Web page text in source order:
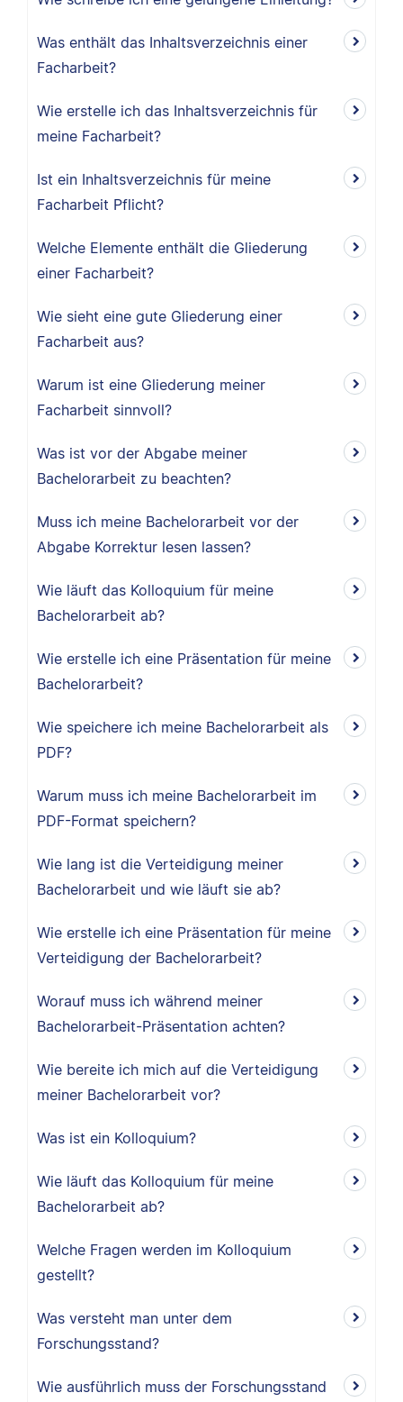
Was enthält das Inhaltsverzeichnis einer
Facharbeit?
Wie erstelle ich das Inhaltsverzeichnis für
meine Facharbeit?
Ist ein Inhaltsverzeichnis für meine
Facharbeit Pflicht?
Welche Elemente enthält die Gliederung
einer Facharbeit?
Wie sieht eine gute Gliederung einer
Facharbeit aus?
Warum ist eine Gliederung meiner
Facharbeit sinnvoll?
Was ist vor der Abgabe meiner
Bachelorarbeit zu beachten?
Muss ich meine Bachelorarbeit vor der
Abgabe Korrektur lesen lassen?
Wie läuft das Kolloquium für meine
Bachelorarbeit ab?
Wie erstelle ich eine Präsentation für meine
Bachelorarbeit?
Wie speichere ich meine Bachelorarbeit als
PDF?
Warum muss ich meine Bachelorarbeit im
PDF-Format speichern?
Wie lang ist die Verteidigung meiner
Bachelorarbeit und wie läuft sie ab?
Wie erstelle ich eine Präsentation für meine
Verteidigung der Bachelorarbeit?
Worauf muss ich während meiner
Bachelorarbeit-Präsentation achten?
Wie bereite ich mich auf die Verteidigung
meiner Bachelorarbeit vor?
Was ist ein Kolloquium?
Wie läuft das Kolloquium für meine
Bachelorarbeit ab?
Welche Fragen werden im Kolloquium
gestellt?
Was versteht man unter dem
Forschungsstand?
Wie ausführlich muss der Forschungsstand